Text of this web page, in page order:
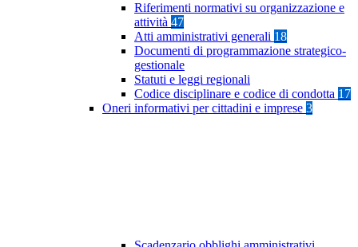
Riferimenti normativi su organizzazione e
attività 47
Atti amministrativi generali 18
Documenti di programmazione strategico-
gestionale
Statuti e leggi regionali
Codice disciplinare e codice di condotta 17
Oneri informativi per cittadini e imprese 3